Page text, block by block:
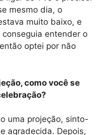
mesmo dia, o
muito baixo, e
entender o
optei por não
como você se
uma projeção, sinto-
agradecida. Depois,